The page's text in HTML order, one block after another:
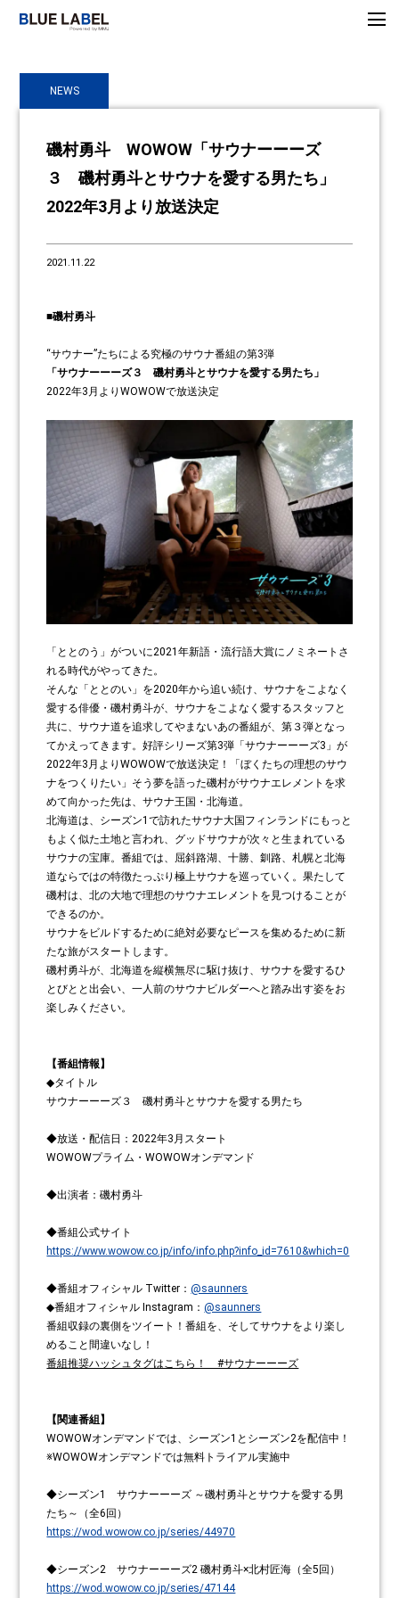
磯村勇斗 WOWOW「サウナーーーズ
３ 磯村勇斗とサウナを愛する男たち」
2022年3月より放送決定
2021.11.22
■磯村勇斗
“サウナー”たちによる究極のサウナ番組の第3弾
「サウナーーーズ３ 磯村勇斗とサウナを愛する男たち」
2022年3月よりWOWOWで放送決定
「ととのう」がついに2021年新語・流行語大賞にノミネートさ
れる時代がやってきた。
そんな「ととのい」を2020年から追い続け、サウナをこよなく
愛する俳優・磯村勇斗が、サウナをこよなく愛するスタッフと
共に、サウナ道を追求してやまないあの番組が、第３弾となっ
てかえってきます。好評シリーズ第3弾「サウナーーーズ3」が
2022年3月よりWOWOWで放送決定！「ぼくたちの理想のサウ
ナをつくりたい」そう夢を語った磯村がサウナエレメントを求
めて向かった先は、サウナ王国・北海道。
北海道は、シーズン1で訪れたサウナ大国フィンランドにもっと
もよく似た土地と言われ、グッドサウナが次々と生まれている
サウナの宝庫。番組では、屈斜路湖、十勝、釧路、札幌と北海
道ならではの特徴たっぷり極上サウナを巡っていく。果たして
磯村は、北の大地で理想のサウナエレメントを見つけることが
できるのか。
サウナをビルドするために絶対必要なピースを集めるために新
たな旅がスタートします。
磯村勇斗が、北海道を縦横無尽に駆け抜け、サウナを愛するひ
とびとと出会い、一人前のサウナビルダーへと踏み出す姿をお
楽しみください。
【番組情報】
◆タイトル
サウナーーーズ３ 磯村勇斗とサウナを愛する男たち
◆放送・配信日：2022年3月スタート
WOWOWプライム・WOWOWオンデマンド
◆出演者：磯村勇斗
◆番組公式サイト
https://www.wowow.co.jp/info/info.php?info_id=7610&which=0
◆番組オフィシャル Twitter：@saunners
◆番組オフィシャル Instagram：@saunners
番組収録の裏側をツイート！番組を、そしてサウナをより楽し
めること間違いなし！
番組推奨ハッシュタグはこちら！ #サウナーーーズ
【関連番組】
WOWOWオンデマンドでは、シーズン1とシーズン2を配信中！
※WOWOWオンデマンドでは無料トライアル実施中
◆シーズン1 サウナーーーズ ～磯村勇斗とサウナを愛する男
たち～（全6回）
https://wod.wowow.co.jp/series/44970
◆シーズン2 サウナーーーズ2 磯村勇斗×北村匠海（全5回）
https://wod.wowow.co.jp/series/47144
NEWS